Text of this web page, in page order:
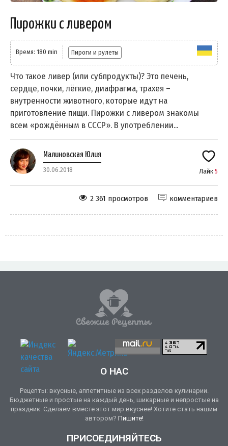
Пирожки с ливером
Время: 180 min Пироги и рулеты
Что такое ливер (или субпродукты)? Это печень,
сердце, почки, лёгкие, диафрагма, трахея –
внутренности животного, которые идут на
приготовление пищи. Пирожки с ливером знакомы
всем «рождённым в СССР». В употреблении...
Малиновская Юлия
30.06.2018 Лайк 5
комментариев
2 361 просмотров
О НАС
Рецепты: вкусные, аппетитные из всех разделов кулинарии.
Бюджетные и простые на каждый день, шикарные и непростые на
праздник. Сделаем вместе этот мир вкуснее! Хотите стать нашим
автором? Пишите!
ПРИСОЕДИНЯЙТЕСЬ